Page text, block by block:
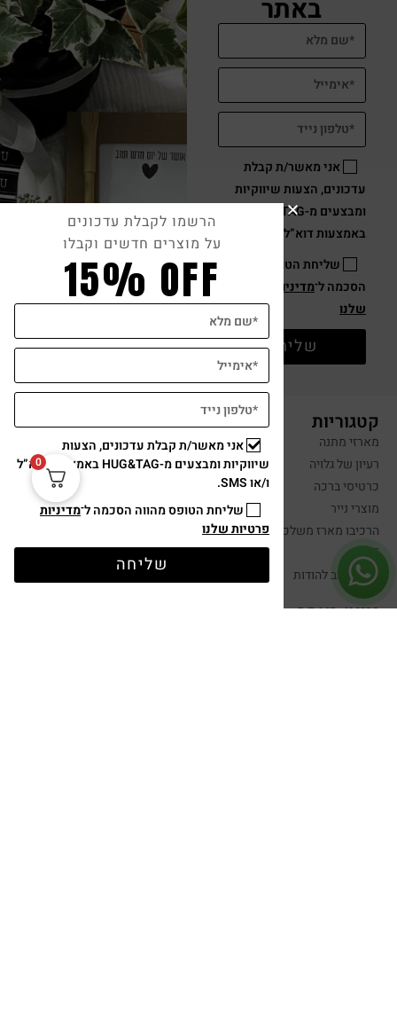
כרטיס ברכה תודה אין כוכבים כמוך
₪
אזל המלאי
כרטיס ברכה תודה מכל הלב עם זר מיני
₪29
מידע נוסף
0
הרשמו לקבלת עדכונים
על מוצרים חדשים וקבלו
15% OFF
אני מאשר/ת קבלת עדכונים, הצעות
שיווקיות ומבצעים מ-HUG&TAG באמצעות דוא”ל
ו/או SMS.
שליחת הטופס מהווה הסכמה ל־מדיניות
פרטיות שלנו
שליחה